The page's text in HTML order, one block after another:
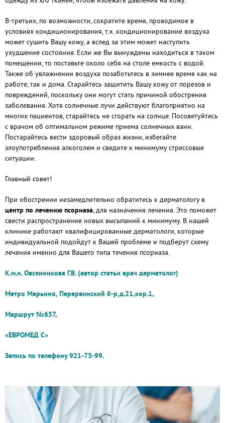
В-третьих, по возможности, сократите время, проводимое в
условиях кондиционирования, т.к. кондиционирование воздуха
может сушить Вашу кожу, а вслед за этим может наступить
ухудшение состояния. Если же Вы вынуждены находиться в таком
помещении, то поставьте около себя на столе емкость с водой.
Также об увлажнении воздуха позаботьтесь в зимнее время как на
работе, так и дома. Старайтесь защитить Вашу кожу от порезов и
повреждений, поскольку они могут стать причиной обострения
заболевания. Хотя солнечные лучи действуют благоприятно на
многих пациентов, старайтесь не сгорать на солнце. Посоветуйтесь
с врачом об оптимальном режиме приема солнечных ванн.
Постарайтесь вести здоровый образ жизни, избегайте
злоупотребления алкоголем и сведите к минимуму стрессовые
ситуации.
Главный совет!
При обострении незамедлительно обратитесь к дерматологу в
центр по лечению псориаза, для назначения лечения. Это поможет
свести распространение новых высыпаний к минимуму. В нашей
клинике работают квалифицированные дерматологи, которые
индивидуальной подойдут к Вашей проблеме и подберут схему
лечения именно для Вашего типа течения псориаза.
К.м.н. Овсянникова Г.В. (автор статьи врач дерматолог)
Метро Марьино, Перервинский б-р,д.21,кор.1,
Маршрут №657,
«ЕВРОМЕД С»
Запись по телефону 921-75-99.